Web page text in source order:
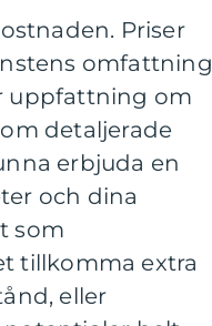
Priser
omfattning
uppfattning om
detaljerade
erbjuda en
och dina
som
tillkomma extra
eller